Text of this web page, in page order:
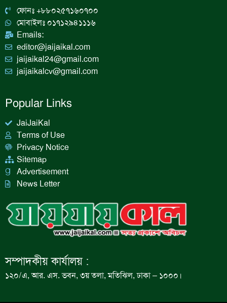
a
m
n
ফোনঃ +৮৮০২৫৭১৬০৭০০
মোবাইলঃ ০১৭১২৯৪১১১৬
Emails:
editor@jaijaikal.com
jaijaikal24@gmail.com
jaijaikalcv@gmail.com
Popular Links
JaiJaiKal
Terms of Use
Privacy Notice
Sitemap
Advertisement
News Letter
সম্পাদকীয় কার্যালয় :
১২০/এ, আর. এস. ভবন, ৩য় তলা, মতিঝিল, ঢাকা – ১০০০।